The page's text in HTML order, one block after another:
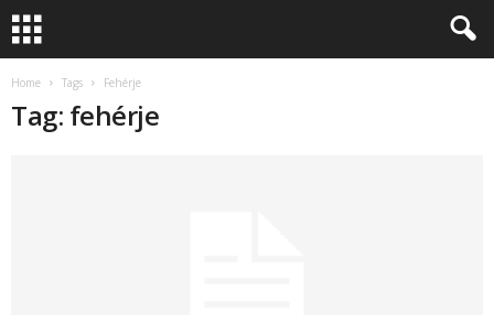
Home Tags Fehérje
Tag: fehérje